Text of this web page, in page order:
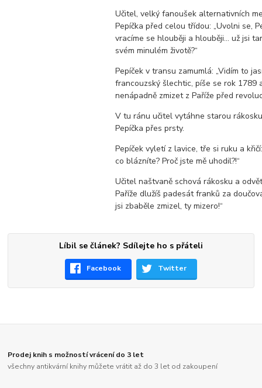
Učitel, velký fanoušek alternativních
Pepíčka před celou třídou: „Uvolni se,
vracíme se hlouběji a hlouběji... už jsi
svém minulém životě?“
Pepíček v transu zamumlá: „Vidím to
francouzský šlechtic, píše se rok 1789
nenápadně zmizet z Paříže před
V tu ránu učitel vytáhne starou
Pepíčka přes prsty.
Pepíček vyletí z lavice, tře si ruku a
co blázníte? Proč jste mě uhodil?!“
Učitel naštvaně schová rákosku a
Paříže dlužíš padesát franků za
jsi zbaběle zmizel, ty mizero!“
Líbil se článek? Sdílejte ho s přáteli
Facebook Twitter
Prodej knih s možností vrácení do 3 let
všechny antikvární knihy můžete vrátit až do 3 let od zakoupení